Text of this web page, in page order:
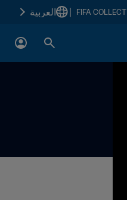
FIFA COLLECT العربية